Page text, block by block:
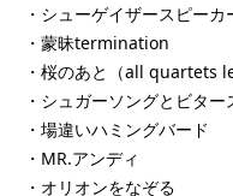
・シューゲイザースピーカ
・蒙昧termination
・桜のあと（all quartets
・シュガーソングとビター
・場違いハミングバード
・MR.アンディ
・オリオンをなぞる